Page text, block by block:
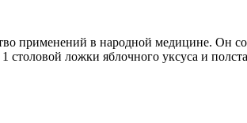
применений в народной медицине. Он
ложки яблочного уксуса и